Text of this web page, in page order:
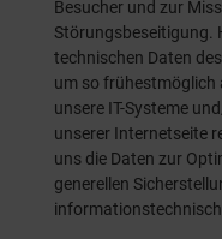
Besucher und zur
Störungsbeseitigung.
technischen Daten
um so frühestmöglich
unsere IT-Systeme
unserer Internetseite
uns die Daten zur
generellen